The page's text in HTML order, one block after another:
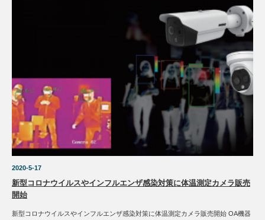
2020-5-17
新型コロナウイルスやインフルエンザ感染対策に体温測定カメラ販売
開始
新型コロナウイルスやインフルエンザ感染対策に体温測定カメラ販売開始 OA機器